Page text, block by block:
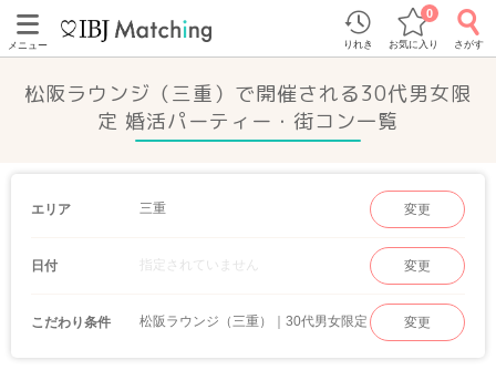
メニュー りれき お気に入り
0
さがす
松阪ラウンジ（三重）で開催される30代男女限
定 婚活パーティー・街コン一覧
エリア 三重 変更
日付 指定されていません 変更
こだわり条件 松阪ラウンジ（三重）｜30代男女限定 変更